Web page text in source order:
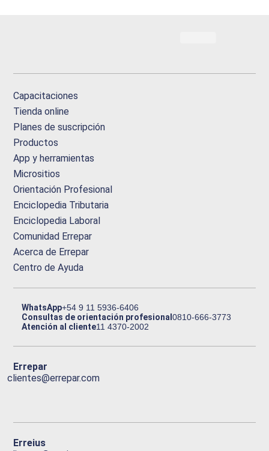
Capacitaciones
Tienda online
Planes de suscripción
Productos
App y herramientas
Micrositios
Orientación Profesional
Enciclopedia Tributaria
Enciclopedia Laboral
Comunidad Errepar
Acerca de Errepar
Centro de Ayuda
WhatsApp+54 9 11 5936-6406
Consultas de orientación profesional0810-666-3773
Atención al cliente11 4370-2002
Errepar
clientes@errepar.com
Erreius